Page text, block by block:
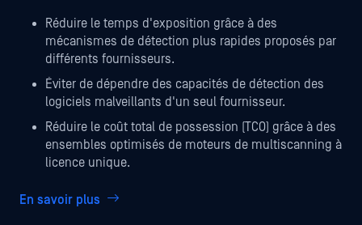
Réduire le temps d'exposition grâce à des
mécanismes de détection plus rapides proposés par
différents fournisseurs.
Éviter de dépendre des capacités de détection des
logiciels malveillants d'un seul fournisseur.
Réduire le coût total de possession (TCO) grâce à des
ensembles optimisés de moteurs de multiscanning à
licence unique.
En savoir plus